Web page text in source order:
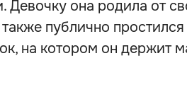
она родила от
публично простился
на котором он держит